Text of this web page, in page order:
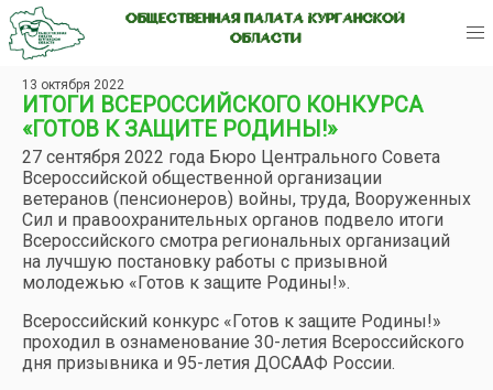
ОБЩЕСТВЕННАЯ ПАЛАТА КУРГАНСКОЙ
ОБЛАСТИ
13 октября 2022
ИТОГИ ВСЕРОССИЙСКОГО КОНКУРСА
«ГОТОВ К ЗАЩИТЕ РОДИНЫ!»
27 сентября 2022 года Бюро Центрального Совета
Всероссийской общественной организации
ветеранов (пенсионеров) войны, труда, Вооруженных
Сил и правоохранительных органов подвело итоги
Всероссийского смотра региональных организаций
на лучшую постановку работы с призывной
молодежью «Готов к защите Родины!».
Всероссийский конкурс «Готов к защите Родины!»
проходил в ознаменование 30-летия Всероссийского
дня призывника и 95-летия ДОСААФ России.